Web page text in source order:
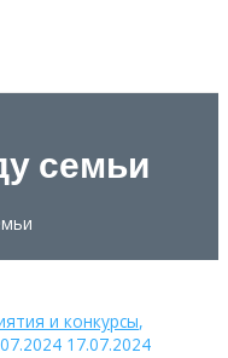
семьи
и конкурсы,
17.07.2024